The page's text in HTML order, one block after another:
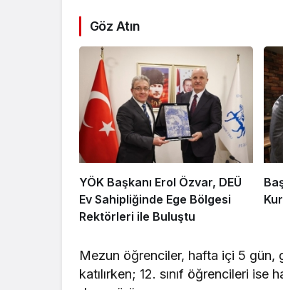
Göz Atın
YÖK Başkanı Erol Özvar, DEÜ
Ev Sahipliğinde Ege Bölgesi
Rektörleri ile Buluştu
Mezun öğrenciler, hafta içi 5 gün,
katılırken; 12. sınıf öğrencileri